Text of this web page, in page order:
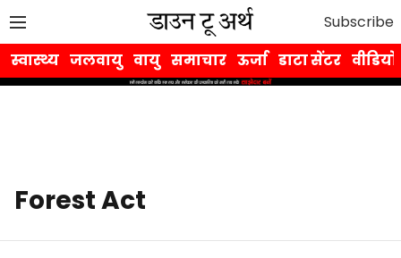
Subscribe
स्वास्थ्य जलवायु वायु समाचार ऊर्जा डाटा सेंटर वीडियो
Forest Act